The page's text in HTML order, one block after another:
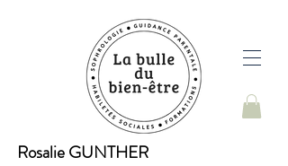
Rosalie GUNTHER